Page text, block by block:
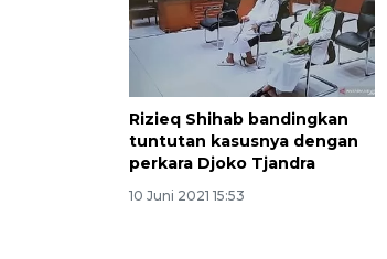
Rizieq Shihab bandingkan
tuntutan kasusnya dengan
perkara Djoko Tjandra
10 Juni 2021 15:53